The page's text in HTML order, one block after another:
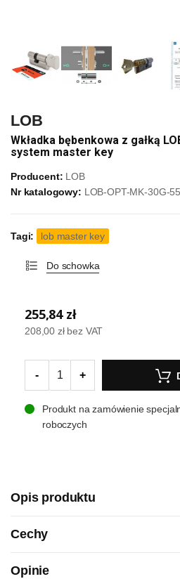
LOB
Wkładka bębenkowa z gałką
system master key
Producent: LOB
Nr katalogowy: LOB-OPT-MK-30G-
Tagi: lob master key
Do schowka
255,84 zł
208,00 zł bez VAT
- +
Produkt na zamówienie
roboczych
Opis produktu
Cechy
Opinie